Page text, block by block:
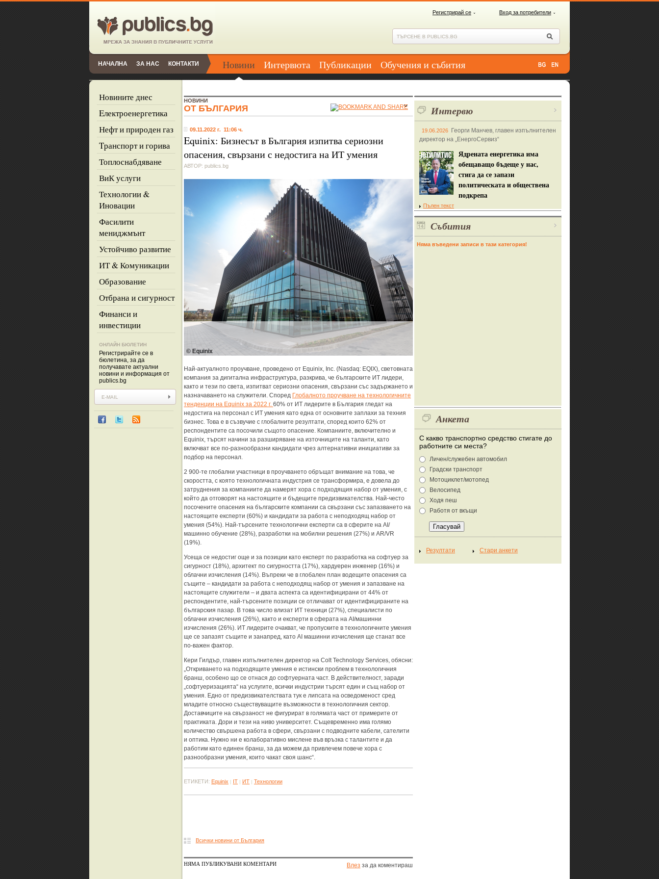
Регистрирай се Вход за потребители
НАЧАЛНА ЗА НАС КОНТАКТИ Новини Интервюта Публикации Обучения и събития
Новините днес
Eлектроенергетика
Нефт и природен газ
Tранспорт и горива
Топлоснабдяване
ВиК услуги
Технологии &
Иновации
Фасилити
мениджмънт
Устойчиво развитие
ИТ & Комуникации
Образование
Отбрана и сигурност
Финанси и
инвестиции
ОНЛАЙН БЮЛЕТИН
Регистрирайте се в
бюлетина, за да
получавате актуални
новини и информация от
publics.bg
НОВИНИ
ОТ БЪЛГАРИЯ
09.11.2022 г. 11:06 ч.
Equinix: Бизнесът в България изпитва сериозни
опасения, свързани с недостига на ИТ умения
АВТОР: publics.bg
© Equinix
Най-актуалното проучване, проведено от Equinix, Inc. (Nasdaq: EQIX), световната
компания за дигитална инфраструктура, разкрива, че българските ИТ лидери,
както и тези по света, изпитват сериозни опасения, свързани със задържането и
назначаването на служители. Според Глобалното проучване на технологичните
тенденции на Equinix за 2022 г. 60% от ИТ лидерите в България гледат на
недостига на персонал с ИТ умения като една от основните заплахи за техния
бизнес. Това е в съзвучие с глобалните резултати, според които 62% от
респондентите са посочили същото опасение. Компаниите, включително и
Equinix, търсят начини за разширяване на източниците на таланти, като
включват все по-разнообразни кандидати чрез алтернативни инициативи за
подбор на персонал.
2 900-те глобални участници в проучването обръщат внимание на това, че
скоростта, с която технологичната индустрия се трансформира, е довела до
затруднения за компаниите да намерят хора с подходящия набор от умения, с
който да отговорят на настоящите и бъдещите предизвикателства. Най-често
посочените опасения на българските компании са свързани със запазването на
настоящите експерти (60%) и кандидати за работа с неподходящ набор от
умения (54%). Най-търсените технологични експерти са в сферите на AI/
машинно обучение (28%), разработки на мобилни решения (27%) и AR/VR
(19%).
Усеща се недостиг още и за позиции като експерт по разработка на софтуер за
сигурност (18%), архитект по сигурността (17%), хардуерен инженер (16%) и
облачни изчисления (14%). Въпреки че в глобален план водещите опасения са
същите – кандидати за работа с неподходящ набор от умения и запазване на
настоящите служители – и двата аспекта са идентифицирани от 44% от
респондентите, най-търсените позиции се отличават от идентифицираните на
българския пазар. В това число влизат ИТ техници (27%), специалисти по
облачни изчисления (26%), както и експерти в сферата на AI/машинни
изчисления (26%). ИТ лидерите очакват, че пропуските в технологичните умения
ще се запазят същите и занапред, като AI машинни изчисления ще станат все
по-важен фактор.
Кери Гилдър, главен изпълнителен директор на Colt Technology Services, обясни:
„Откриването на подходящите умения е истински проблем в технологичния
бранш, особено що се отнася до софтуерната част. В действителност, зарaди
„софтуеризацията“ на услугите, всички индустрии търсят един и същ набор от
умения. Едно от предизвикателствата тук е липсата на осведоменост сред
младите относно съществуващите възможности в технологичния сектор.
Доставчиците на свързаност не фигурират в голямата част от примерите от
практиката. Дори и тези на ниво университет. Същевременно има голямо
количество свършена работа в сфери, свързани с подводните кабели, сателити
и оптика. Нужно ни е колаборативно мислене във връзка с талантите и да
работим като единен бранш, за да можем да привлечем повече хора с
разнообразни умения, които чакат своя шанс“.
ЕТИКЕТИ: Equinix | IT | ИТ | Технологии
Всички новини от България
НЯМА ПУБЛИКУВАНИ КОМЕНТАРИ Влез за да коментираш
Интервю
19.06.2026 Георги Манчев, главен изпълнителен
директор на „ЕнергоСервиз“
Ядрената енергетика има
обещаващо бъдеще у нас,
стига да се запази
политическата и обществена
подкрепа
Пълен текст
Събития
Няма въведени записи в тази категория!
Анкета
С какво транспортно средство стигате до
работните си места?
Личен/служебен автомобил
Градски транспорт
Мотоциклет/мотопед
Велосипед
Ходя пеш
Работя от вкъщи